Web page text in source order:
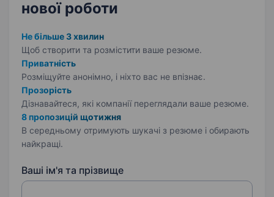
нової роботи
Не більше 3 хвилин
Щоб створити та розмістити ваше резюме.
Приватність
Розміщуйте анонімно, і ніхто вас не впізнає.
Прозорість
Дізнавайтеся, які компанії переглядали ваше резюме.
8 пропозицій щотижня
В середньому отримують шукачі з резюме і обирають
найкращі.
Ваші ім'я та прізвище